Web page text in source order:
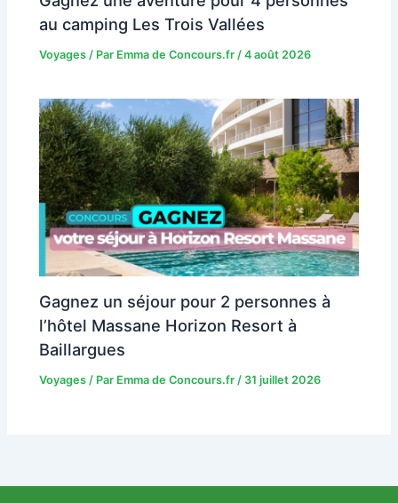
au camping Les Trois Vallées
Voyages / Par Emma de Concours.fr /4 août 2026
Gagnez un séjour pour 2 personnes à
l’hôtel Massane Horizon Resort à
Baillargues
Voyages / Par Emma de Concours.fr / 31 juillet 2026